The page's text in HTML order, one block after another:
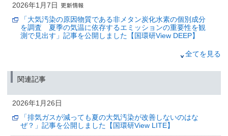
2026年1月7日
「大気汚染の原因物質である非メタン炭化水素の個別成分
を調査 夏季の気温に依存するエミッションの重要性を観
測で見出す」記事を公開しました【国環研View DEEP】
のリスクを高める可能性
～全国7都道府県・4万件超を対象とした疫学研究の成果～
（筑波研究学園都市記者会、環境省記者クラブ、環境記者会、文部科学省記
者会、科学記者会同時配布）
2025年4月25日
全てを見る
関連記事
2026年1月26日
「排気ガスが減っても夏の大気汚染が改善しないのはな
ぜ？」記事を公開しました【国環研View LITE】